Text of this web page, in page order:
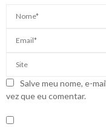
Salve meu nome, e-
vez que eu comentar.